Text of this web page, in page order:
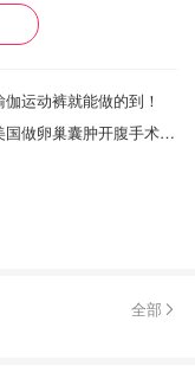
运动裤就能做的到！
广大姐们一定要定期做妇检！疫情在美国做卵巢囊肿开腹手术是什么体验？
全部